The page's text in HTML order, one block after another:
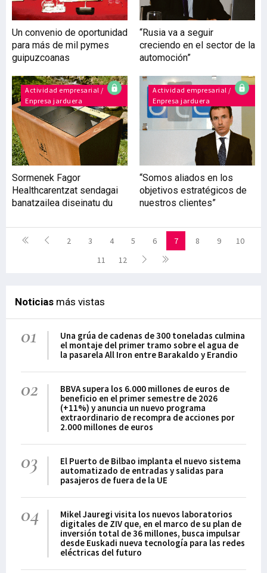
Un convenio de oportunidad
para más de mil pymes
guipuzcoanas
“Rusia va a seguir
creciendo en el sector de la
automoción”
Actividad empresarial /
Enpresa jarduera
Sormenek Fagor
Healthcarentzat sendagai
banatzailea diseinatu du
Actividad empresarial /
Enpresa jarduera
“Somos aliados en los
objetivos estratégicos de
nuestros clientes”
2 3 4 5 6 7 8 9
10
11
12
Noticias más vistas
01
Una grúa de cadenas de 300 toneladas culmina
el montaje del primer tramo sobre el agua de
la pasarela All Iron entre Barakaldo y Erandio
02
BBVA supera los 6.000 millones de euros de
beneficio en el primer semestre de 2026
(+11%) y anuncia un nuevo programa
extraordinario de recompra de acciones por
2.000 millones de euros
03
El Puerto de Bilbao implanta el nuevo sistema
automatizado de entradas y salidas para
pasajeros de fuera de la UE
04
Mikel Jauregi visita los nuevos laboratorios
digitales de ZIV que, en el marco de su plan de
inversión total de 36 millones, busca impulsar
desde Euskadi nueva tecnología para las redes
eléctricas del futuro